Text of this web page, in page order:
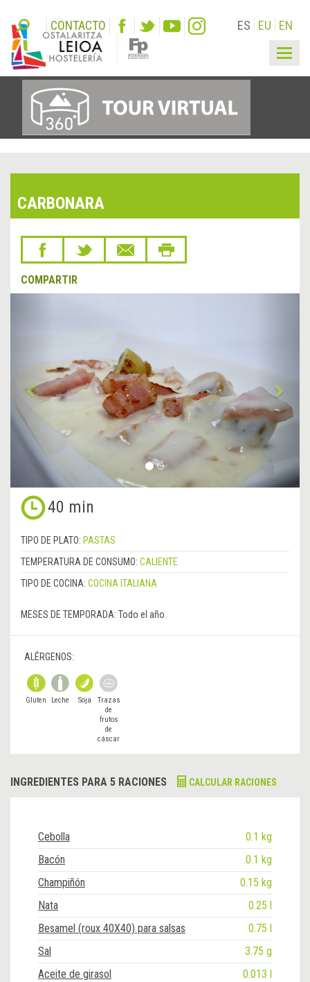
CONTACTO ES EU EN
CARBONARA
COMPARTIR
40 min
TIPO DE PLATO: PASTAS
TEMPERATURA DE CONSUMO: CALIENTE
TIPO DE COCINA: COCINA ITALIANA
MESES DE TEMPORADA: Todo el año
ALÉRGENOS:
Gluten Leche Soja
Trazas
de
frutos
de
cáscar
INGREDIENTES PARA 5 RACIONES CALCULAR RACIONES
Cebolla
0.1 kg
Bacón
0.1 kg
Champiñón
0.15 kg
Nata
0.25 l
Besamel (roux 40X40) para salsas
0.75 l
Sal
3.75 g
Aceite de girasol
0.013 l